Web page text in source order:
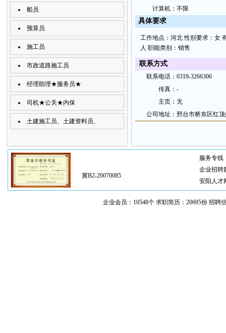
船员
预算员
施工员
市政道路施工员
经理助理★服务员★
司机★公关★内保
土建施工员、土建资料员、
计算机： 不限
具体要求
工作地点：河北 性别要求：女
人 职能类别：销售
联系方式
联系电话： 0319-3266306
传真： -
主页： 无
公司地址 ： 邢台市桥东区红